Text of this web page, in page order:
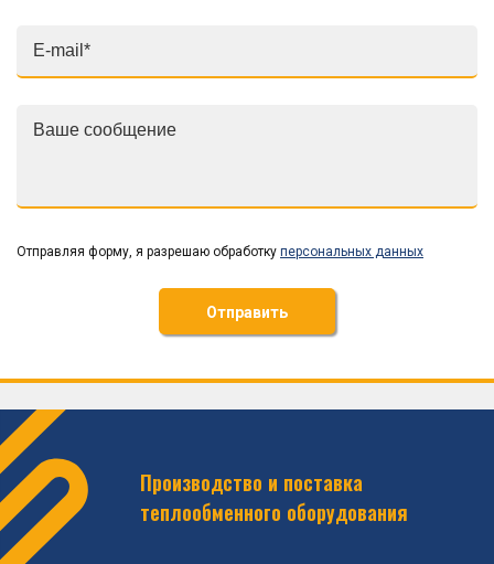
Отправляя форму, я разрешаю обработку персональных данных
Отправить
Производство и поставка
теплообменного оборудования